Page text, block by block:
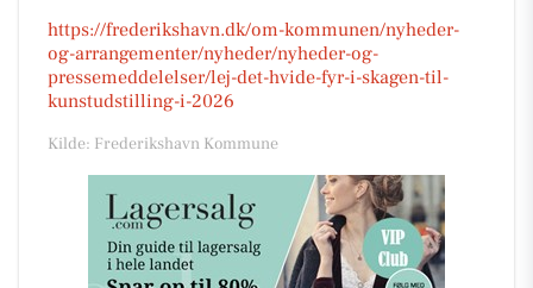
https://frederikshavn.dk/om-kommunen/nyheder-
og-arrangementer/nyheder/nyheder-og-
pressemeddelelser/lej-det-hvide-fyr-i-skagen-til-
kunstudstilling-i-2026
Kilde: Frederikshavn Kommune